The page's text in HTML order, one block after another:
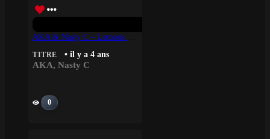
TITRE • il y a 4 ans
AKA, Nasty C
0